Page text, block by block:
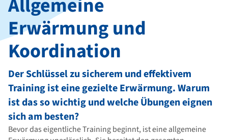
Allgemeine
Erwärmung und
Koordination
Der Schlüssel zu sicherem und effektivem
Training ist eine gezielte Erwärmung. Warum
ist das so wichtig und welche Übungen eignen
sich am besten?
Bevor das eigentliche Training beginnt, ist eine allgemeine